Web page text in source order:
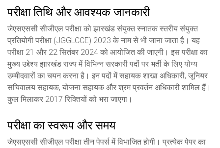
परीक्षा तिथि और आवश्यक जानकारी
जेएसएससी सीजीएल परीक्षा को झारखंड संयुक्त स्नातक स्तरीय संयुक्त
प्रतियोगी परीक्षा (JGGLCCE) 2023 के नाम से भी जाना जाता है। यह
परीक्षा 21 और 22 सितंबर 2024 को आयोजित की जाएगी। इस परीक्षा का
मुख्य उद्देश्य झारखंड राज्य में विभिन्न सरकारी पदों पर भर्ती के लिए योग्य
उम्मीदवारों का चयन करना है। इन पदों में सहायक शाखा अधिकारी, जूनियर
सचिवालय सहायक, योजना सहायक और श्रम प्रवर्तन अधिकारी शामिल हैं।
कुल मिलाकर 2017 रिक्तियों को भरा जाएगा।
परीक्षा का स्वरूप और समय
जेएसएससी सीजीएल परीक्षा तीन पेपर्स में विभाजित होगी। प्रत्येक पेपर का